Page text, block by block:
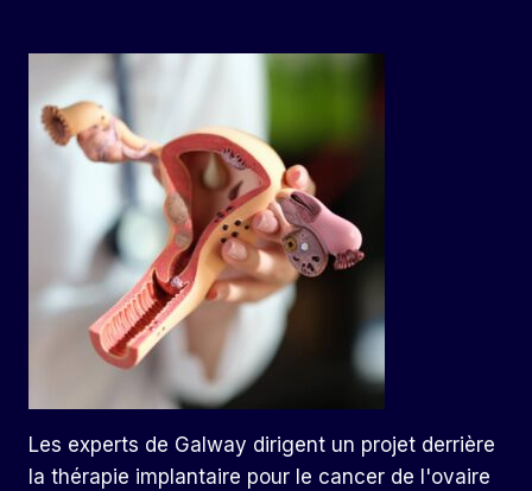
Les experts de Galway dirigent un projet derrière
la thérapie implantaire pour le cancer de l'ovaire